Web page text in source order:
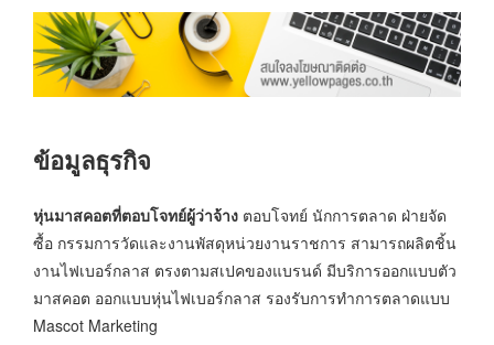
ข้อมูลธุรกิจ
หุ่นมาสคอตที่ตอบโจทย์ผู้ว่าจ้าง ตอบโจทย์ นักการตลาด ฝ่ายจัด
ซื้อ กรรมการวัดและงานพัสดุหน่วยงานราชการ สามารถผลิตชิ้น
งานไฟเบอร์กลาส ตรงตามสเปคของแบรนด์ มีบริการออกแบบตัว
มาสคอต ออกแบบหุ่นไฟเบอร์กลาส รองรับการทำการตลาดแบบ
Mascot Marketing